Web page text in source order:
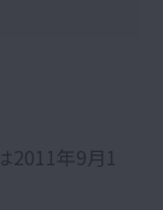
2011年9月1